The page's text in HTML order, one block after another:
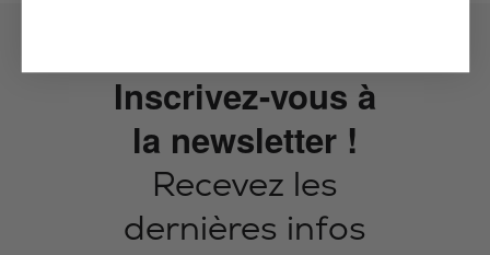
Inscrivez-vous à
la newsletter !
Recevez les
dernières infos